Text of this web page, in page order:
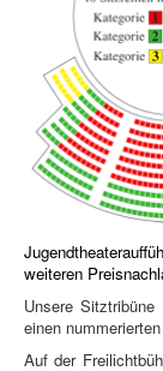
weiteren
Unsere
einen
Auf der